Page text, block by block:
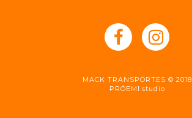
MACK TRANSPORTES © 2018
PRÓEMI.studio